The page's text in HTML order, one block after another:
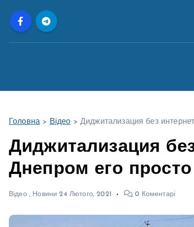
Головна > Відео > Диджитализация без
Диджитализация
Днепром его
Відео, Новини 24 Лютого, 2021 0 Коментарі